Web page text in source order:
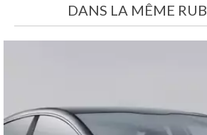
DANS LA MÊME